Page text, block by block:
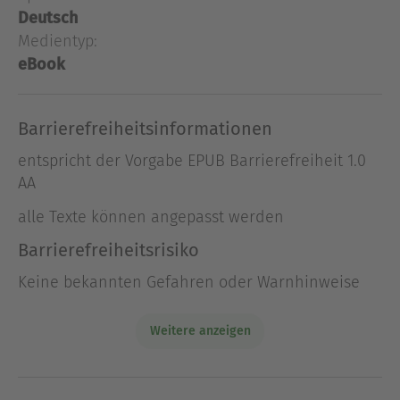
bisher geplanten dreibändigen Buchreihe.
Über Johannes Allgäuer
Kinderbücher mit Naturwesen geschrieben.
Deutsch
Medientyp:
eBook
Barrierefreiheitsinformationen
entspricht der Vorgabe EPUB Barrierefreiheit 1.0
AA
alle Texte können angepasst werden
Barrierefreiheitsrisiko
Keine bekannten Gefahren oder Warnhinweise
Weitere anzeigen